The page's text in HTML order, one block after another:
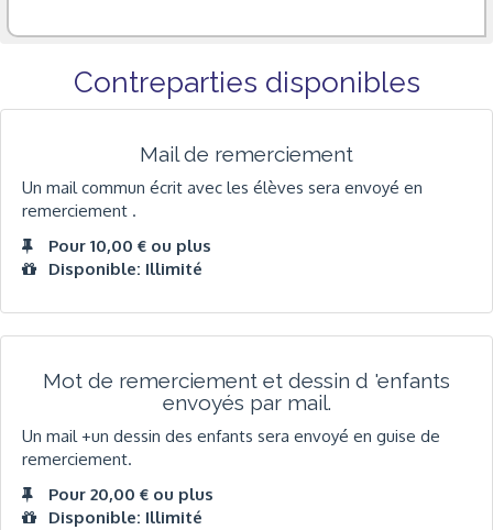
Contreparties disponibles
Mail de remerciement
Un mail commun écrit avec les élèves sera envoyé en
remerciement .
Pour 10,00 € ou plus
Disponible: Illimité
Mot de remerciement et dessin d 'enfants
envoyés par mail.
Un mail +un dessin des enfants sera envoyé en guise de
remerciement.
Pour 20,00 € ou plus
Disponible: Illimité